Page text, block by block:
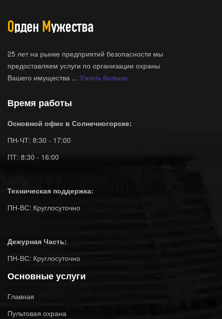
25 лет на рынке предприятий безопасности мы
предоставляем услуги по организации охраны
Вашего имущества ... Узнать больше
Время работы
Основной офис в Солнечногорске:
ПН-ЧТ: 8:30 - 17:00
ПТ: 8:30 - 16:00
Техническая поддержка:
ПН-ВС: Круглосуточно
Дежурная Часть:
ПН-ВС: Круглосуточно
Основные услуги
Главная
Пультовая охрана